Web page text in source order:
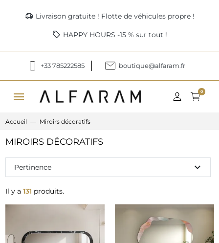
delivery_truck_speed Livraison gratuite ! Flotte de véhicules propre !
sell HAPPY HOURS -15 % sur tout !
+33 785222585 boutique@alfaram.fr
menu 0
Accueil Miroirs décoratifs
MIROIRS DÉCORATIFS
Il y a 131 produits.
Pertinence expand_more